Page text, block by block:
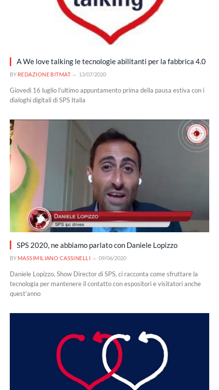
A We love talking le tecnologie abilitanti per la fabbrica 4.0
BY REDAZIONE BITMAT 13/07/2020
Giovedì 16 luglio l’ultimo appuntamento prima della pausa estiva con i
dialoghi digitali di SPS Italia
SPS 2020, ne abbiamo parlato con Daniele Lopizzo
BY MASSIMILIANO CASSINELLI 09/06/2020
Daniele Lopizzo, Show Director di SPS, ci racconta come sfruttare la
tecnologia per mantenere il contatto con espositori e visitatori anche
quest’anno